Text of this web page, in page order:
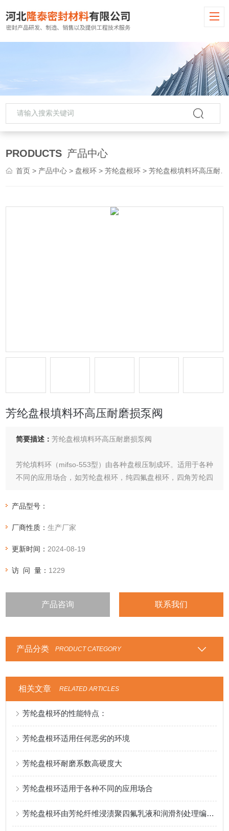
PRODUCTS 产品中心
首页 > 产品中心 > 盘根环 >芳纶盘根环 > 芳纶盘根填料环高压耐磨损泵阀
芳纶盘根填料环高压耐磨损泵阀
简要描述：芳纶盘根填料环高压耐磨损泵阀
芳纶填料环（mifso-553型）由各种盘根压制成环。适用于各种
不同的应用场合，如芳纶盘根环，纯四氟盘根环，四角芳纶四
环，四氟石墨盘根环，苎麻盘根环，高水基盘根环，亚克力纤
应的行业和设备中。
产品型号：
厂商性质：生产厂家
更新时间： 2024-08-19
访 问 量： 1229
产品咨询 联系我们
产品分类 PRODUCT CATEGORY
相关文章 RELATED ARTICLES
芳纶盘根环的性能特点：
芳纶盘根环适用任何恶劣的环境
芳纶盘根环耐磨系数高硬度大
芳纶盘根环适用于各种不同的应用场合
芳纶盘根环由芳纶纤维浸渍聚四氟乳液和润滑剂处理编织而成